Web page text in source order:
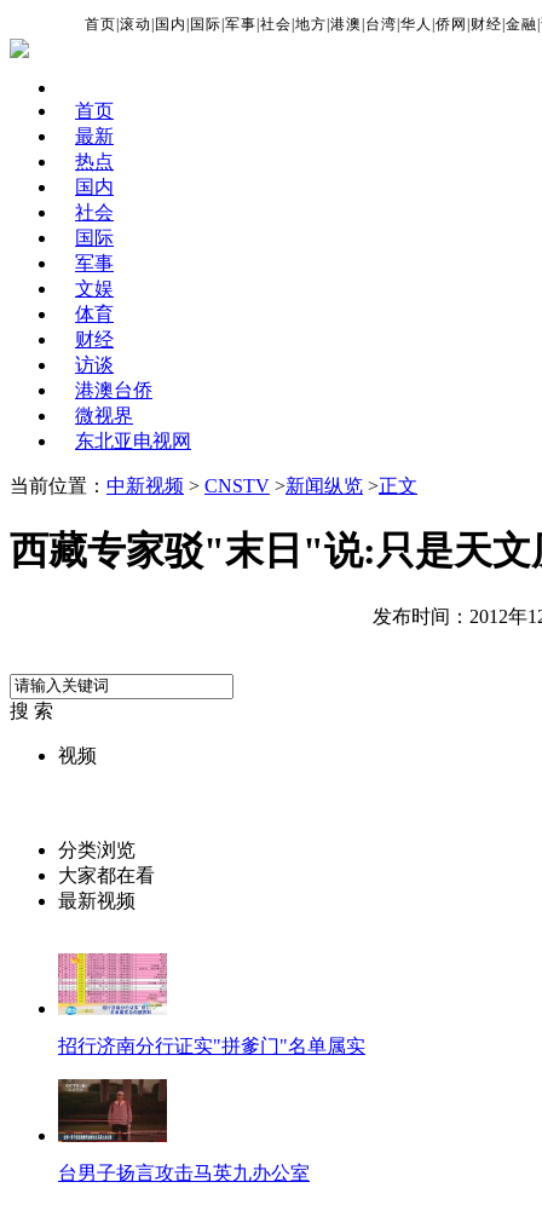
首页 |滚动 国内 国际 |军事 |社会 |地方 |港澳 台湾 |华人 |侨网 财经 |金融 |
首页
最新
热点
国内
社会
国际
军事
文娱
体育
财经
访谈
港澳台侨
微视界
东北亚电视网
当前位置： 中新视频 > CNSTV >新闻纵览 >正文
西藏专家驳"末日"说:只是天
发布时间：2012年
搜 索
视频
分类浏览
大家都在看
最新视频
招行济南分行证实"拼爹门"名单属实
台男子扬言攻击马英九办公室